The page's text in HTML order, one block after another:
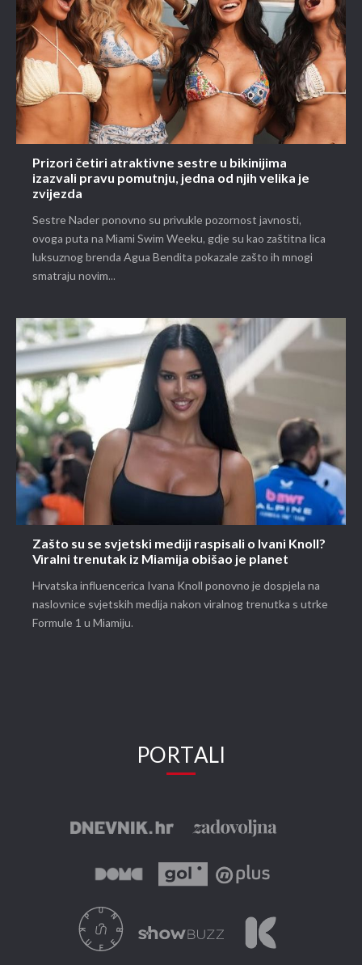
Prizori četiri atraktivne sestre u bikinijima
izazvali pravu pomutnju, jedna od njih velika je
zvijezda
Sestre Nader ponovno su privukle pozornost javnosti,
ovoga puta na Miami Swim Weeku, gdje su kao zaštitna lica
luksuznog brenda Agua Bendita pokazale zašto ih mnogi
smatraju novim...
Zašto su se svjetski mediji raspisali o Ivani Knoll?
Viralni trenutak iz Miamija obišao je planet
Hrvatska influencerica Ivana Knoll ponovno je dospjela na
naslovnice svjetskih medija nakon viralnog trenutka s utrke
Formule 1 u Miamiju.
PORTALI